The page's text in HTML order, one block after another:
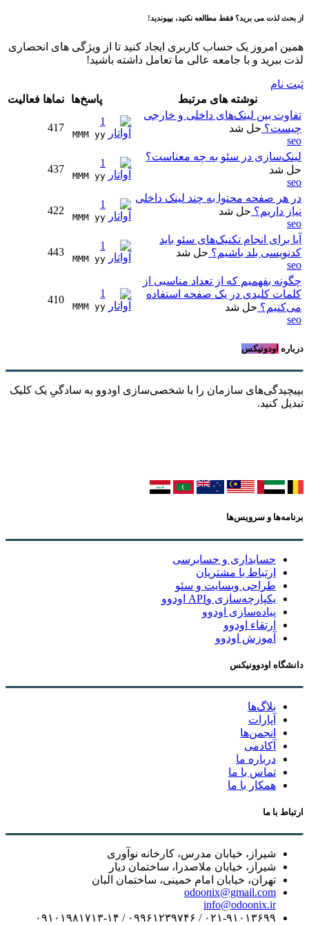
از بحث لذت می برید؟ فقط مطالعه نکنید، بپیوندید!
همین امروز یک حساب کاربری ایجاد کنید تا از ویژگی های انحصاری
لذت ببرید و با جامعه عالی ما تعامل داشته باشید!
ثبت نام
نوشته های مرتبط
پاسخ‌ها نماها فعالیت
تفاوت بین لینک‌های داخلی و خارجی
چیست؟ حل شد
seo
1
MMM yy
417
لینک‌سازی در سئو به چه معناست؟
حل شد
seo
1
MMM yy
437
در هر صفحه محتوا به چند لینک داخلی
نیاز داریم؟ حل شد
seo
1
MMM yy
422
آیا برای انجام تکنیک‌های سئو باید
کدنویسی بلد باشیم؟ حل شد
seo
1
MMM yy
443
چگونه بفهمیم که از تعداد مناسبی از
کلمات کلیدی در یک صفحه استفاده
می‌کنیم؟ حل شد
seo
1
MMM yy
410
درباره اودونیکس
بپیچیدگی‌های سازمان را با شخصی‌سازی اودوو به سادگیِ یک کلیک
تبدیل کنید.
برنامه‌ها و سرویس‌ها
حسابداری و حسابرسی
ارتباط با مشتریان
طراحی وبسایت و سئو
یکپارچه‌سازی وAPI اودوو
پیاده‌سازی اودوو
ارتقاء اودوو
آموزش اودوو
دانشگاه اودوونیکس
بلاگ‌ها
آپارات
انجمن‌ها
آکادمی
درباره ما
تماس با ما
همکار با ما
ارتباط با ما
شیراز، خیابان مدرس، کارخانه نوآوری
شیراز، خیابان ملاصدرا، ساختمان دیار
تهران، خیابان امام خمینی، ساختمان البان
odoonix@gmail.com
info@odoonix.ir
۰۲۱-۹۱۰۱۳۶۹۹ / ۰۹۹۶۱۲۳۹۷۴۶ / ۰۹۱۰۱۹۸۱۷۱۳-۱۴